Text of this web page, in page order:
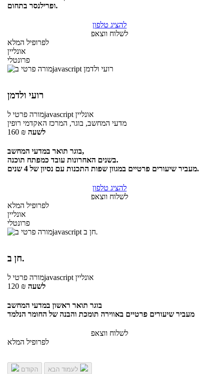
ופרילנסר בתחום.
להציג טלפון
לשלוח ווצאפ
לפרופיל המלא
אונליין
פרונטלי
רועי ולדמן
מורה פרטילjavascript אונליין
מדעי המחשב, בוגר, המרכז האקדמי רופין
160 ₪ לשעה
בוגר תואר במדעי המחשב,
בשנים האחרונות עובד כמפתח תוכנה.
מעביר שיעורים פרטיים במגוון שפות התכנות עם נסיון של 4 שנים.
להציג טלפון
לשלוח ווצאפ
לפרופיל המלא
אונליין
פרונטלי
חן ב.
מורה פרטילjavascript אונליין
120 ₪ לשעה
בוגר תואר ראשון במדעי המחשב
מעביר שיעורים פרטיים באווירה תומכת והבנה של החומר הנלמד
לשלוח ווצאפ
לפרופיל המלא
הקודם